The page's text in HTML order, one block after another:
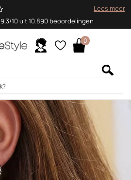
9,3/10 uit 10.890 beoordelingen
Lees meer
0